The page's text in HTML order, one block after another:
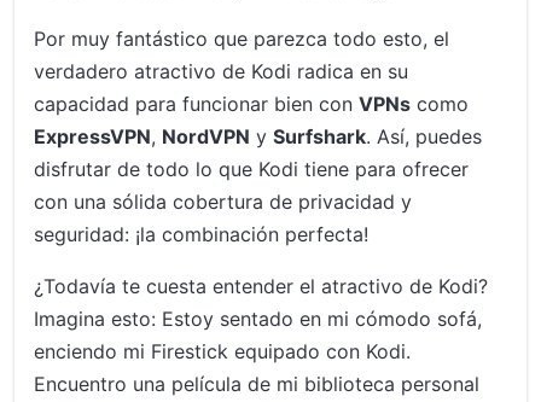
Por muy fantástico que parezca todo esto, el
verdadero atractivo de Kodi radica en su
capacidad para funcionar bien conVPNs como
ExpressVPN, NordVPN ySurfshark. Así, puedes
disfrutar de todo lo que Kodi tiene para ofrecer
con una sólida cobertura de privacidad y
seguridad: ¡la combinación perfecta!
¿Todavía te cuesta entender el atractivo de Kodi?
Imagina esto: Estoy sentado en mi cómodo sofá,
enciendo mi Firestick equipado con Kodi.
Encuentro una película de mi biblioteca personal